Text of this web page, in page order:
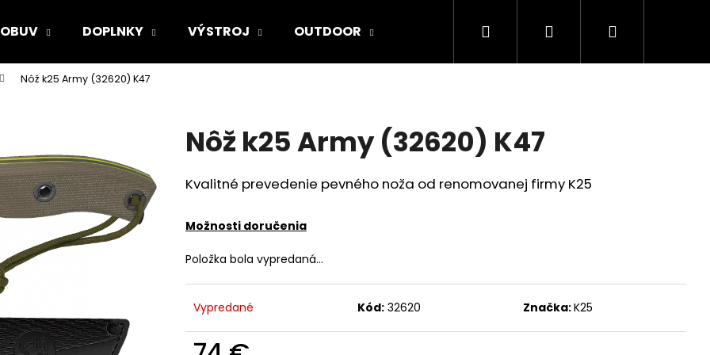
OBUV DOPLNKY VÝSTROJ OUTDOOR ARMY ORIGINAL Kamenná predajňa
Hľadať PrihlásenieNákupný
Nôž k25 Army (32620) K47
Nôž k25 Army (32620) K47
Kvalitné prevedenie pevného noža od renomovanej firmy K25
Možnosti doručenia
Položka bola vypredaná…
Vypredané Kód: 32620 Značka:K25
Čo potrebujete nájsť?
HĽADAŤ
Odporúčame